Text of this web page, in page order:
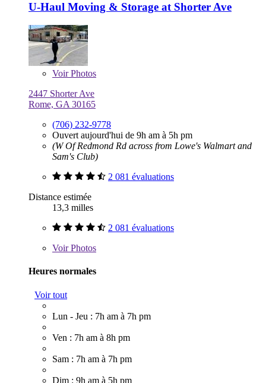
U-Haul Moving & Storage at Shorter Ave
VoirPhotos
2447 Shorter Ave
Rome, GA 30165
(706) 232-9778
Ouvert aujourd'hui de 9h am à 5h pm
(W Of Redmond Rd across from Lowe's Walmart and
Sam's Club)
2 081 évaluations
Distance estimée
13,3 milles
2 081 évaluations
VoirPhotos
Heures normales
Voir tout
Lun - Jeu : 7h am à 7h pm
Ven : 7h am à 8h pm
Sam : 7h am à 7h pm
Dim : 9h am à 5h pm